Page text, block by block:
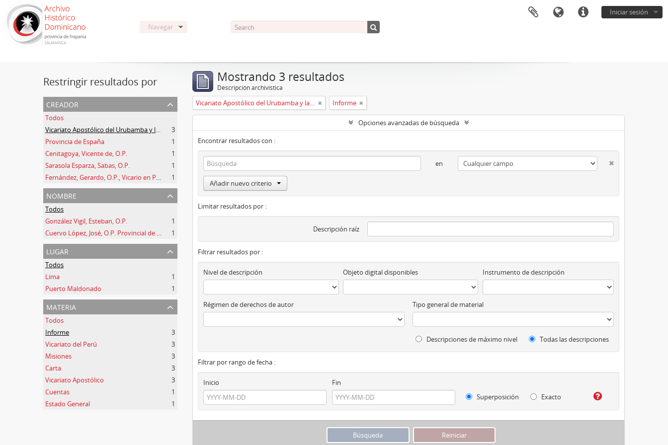
Iniciar sesión
Navegar
Restringir resultados por
creador
Todos
Vicariato Apostólico del Urubamba y la Madre de Dios
3
Provincia de España
1
Cenitagoya, Vicente de, O.P.
1
Sarasola Esparza, Sabas, O.P.
1
Fernández, Gerardo, O.P., Vicario en Perú
1
nombre
Todos
González Vigil, Esteban, O.P.
1
Cuervo López, José, O.P. Provincial de España y de la Prov. de Argentina
1
lugar
Todos
Lima
1
Puerto Maldonado
1
materia
Todos
Informe
3
Vicariato del Perú
3
Misiones
3
Carta
3
Vicariato Apostólico
3
Cuentas
1
Estado General
1
Mostrando 3 resultados
Descripción archivística
Vicariato Apostólico del Urubamba y la Madre de Dios Informe
Opciones avanzadas de búsqueda
Encontrar resultados con :
en
Añadir nuevo criterio
Limitar resultados por :
Descripción raíz
Filtrar resultados por :
Nivel de descripción Objeto digital disponibles Instrumento de descripción
Régimen de derechos de autor Tipo general de material
Descripciones de máximo nivel Todas las descripciones
Filtrar por rango de fecha :
Inicio
Fin
Superposición
Exacto